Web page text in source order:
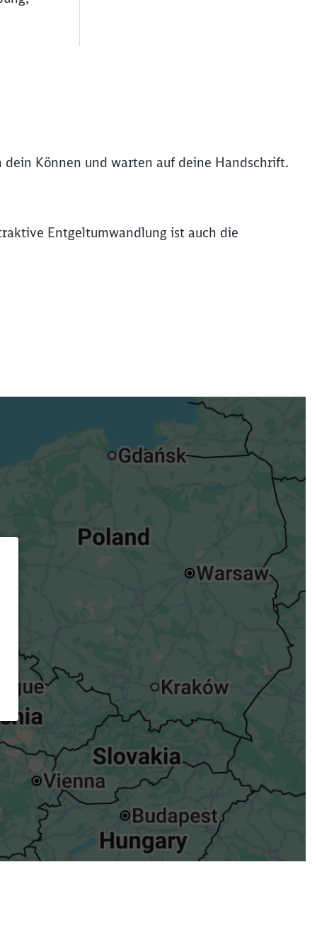
Können und warten auf deine Handschrift.
Entgeltumwandlung ist auch die